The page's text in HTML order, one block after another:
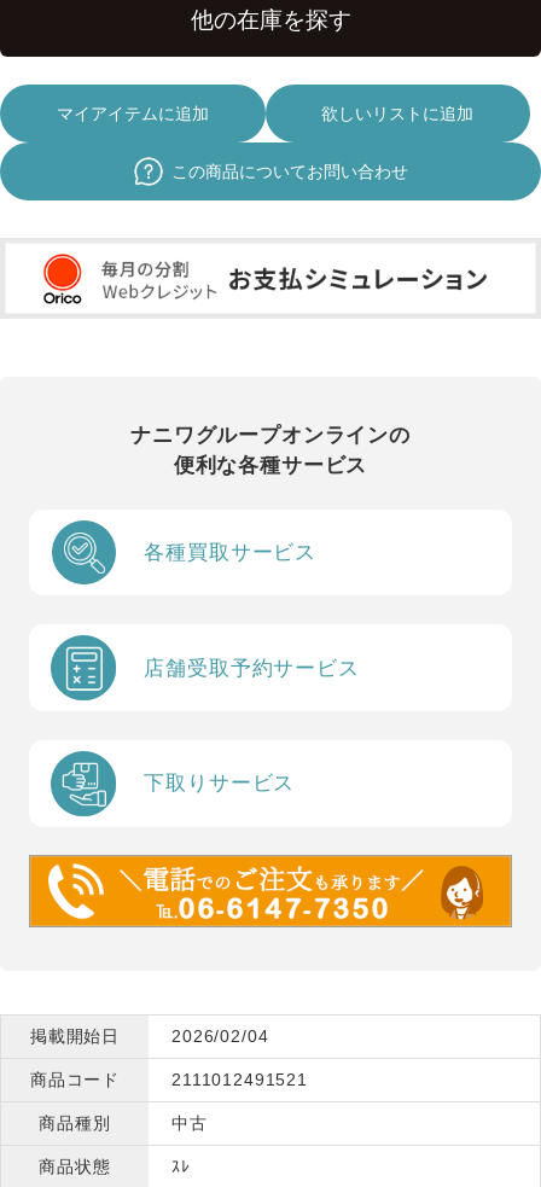
マイアイテムに追加 欲しいリストに追加
この商品についてお問い合わせ
ナニワグループオンラインの
便利な各種サービス
各種買取サービス
店舗受取予約サービス
下取りサービス
掲載開始日 2026/02/04
商品コード 2111012491521
商品種別 中古
商品状態 ｽﾚ